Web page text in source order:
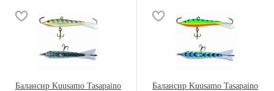
Балансир Kuusamo Tasapaino
Балансир Kuusamo Tasapaino